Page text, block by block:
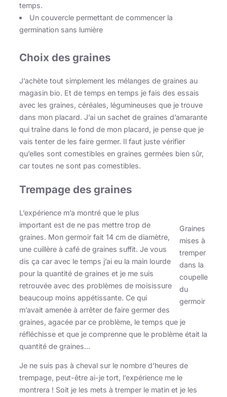
temps.
Un couvercle permettant de commencer la
germination sans lumière
Choix des graines
J’achète tout simplement les mélanges de graines au
magasin bio. Et de temps en temps je fais des essais
avec les graines, céréales, légumineuses que je trouve
dans mon placard. J’ai un sachet de graines d’amarante
qui traîne dans le fond de mon placard, je pense que je
vais tenter de les faire germer. Il faut juste vérifier
qu’elles sont comestibles en graines germées bien sûr,
car toutes ne sont pas comestibles.
Trempage des graines
Graines
mises à
tremper
dans la
coupelle
du
germoir
L’expérience m’a montré que le plus
important est de ne pas mettre trop de
graines. Mon germoir fait 14 cm de diamètre,
une cuillère à café de graines suffit. Je vous
dis ça car avec le temps j’ai eu la main lourde
pour la quantité de graines et je me suis
retrouvée avec des problèmes de moisissure
beaucoup moins appétissante. Ce qui
m’avait amenée à arrêter de faire germer des
graines, agacée par ce problème, le temps que je
réfléchisse et que je comprenne que le problème était la
quantité de graines…
Je ne suis pas à cheval sur le nombre d’heures de
trempage, peut-être ai-je tort, l’expérience me le
montrera ! Soit je les mets à tremper le matin et je les